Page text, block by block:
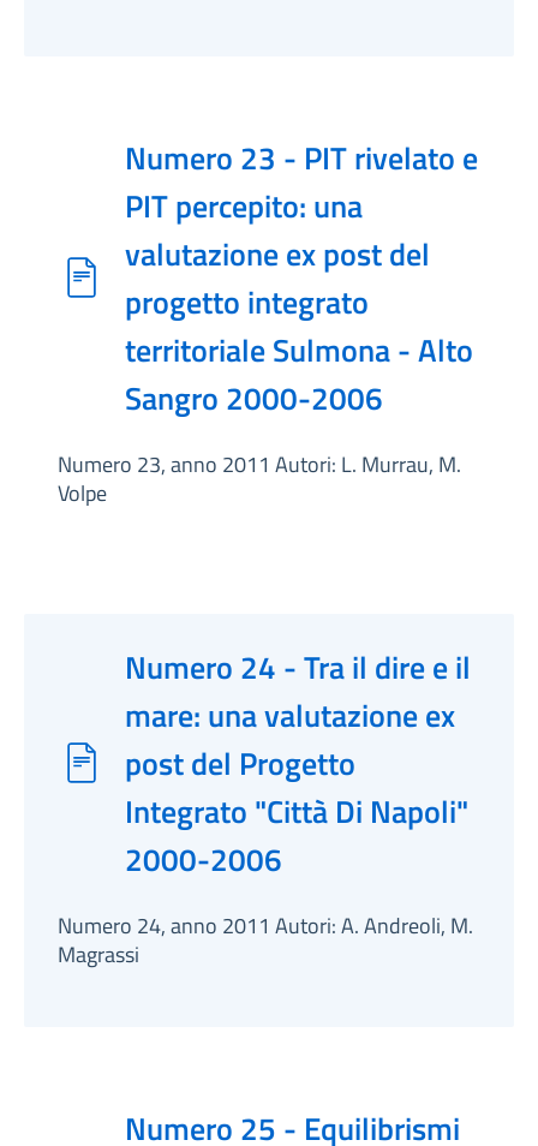
Numero 23 - PIT rivelato e
PIT percepito: una
valutazione ex post del
progetto integrato
territoriale Sulmona - Alto
Sangro 2000-2006
Numero 23, anno 2011 Autori: L. Murrau, M.
Volpe
Numero 24 - Tra il dire e il
mare: una valutazione ex
post del Progetto
Integrato "Città Di Napoli"
2000-2006
Numero 24, anno 2011 Autori: A. Andreoli, M.
Magrassi
Numero 25 - Equilibrismi